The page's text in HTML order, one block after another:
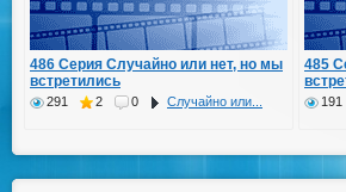
486 Серия Случайно или нет, но мы
встретились
291 2 0 Случайно или...
485
191